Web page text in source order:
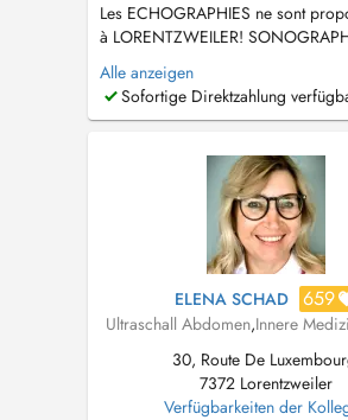
Les ECHOGRAPHIES ne sont
à LORENTZWEILER!
werden NUR in LORENTZWEILER
ULTRASOUNDS are ONLY offered in
LORENTZWEILER! Behandlung als
Kindern ab 3 Jahren. Impfungen ab
Consultation interniste généralis...
Alle anzeigen
Sofortige Direktzahlung
ELENA SCHAD 659
Ultraschall Abdomen,Innere
30, Route De
7372 Lorentzweiler
Verfügbarkeiten der